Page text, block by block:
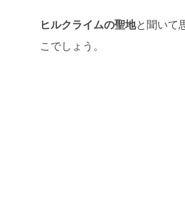
ヒルクライムの聖地と聞いて
こでしょう。